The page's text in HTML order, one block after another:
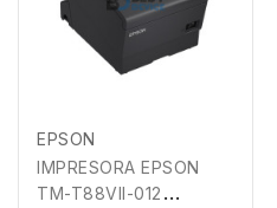
EPSON
IMPRESORA EPSON
TM-T88VII-012